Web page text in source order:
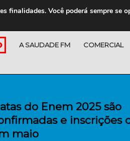
A SAUDADE FM COMERCIAL
do Enem 2025 são
e inscrições
maio
finalidades. Você poderá sempre